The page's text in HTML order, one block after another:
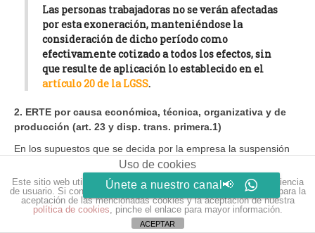
Las personas trabajadoras no se verán afectadas
por esta exoneración, manteniéndose la
consideración de dicho período como
efectivamente cotizado a todos los efectos, sin
que resulte de aplicación lo establecido en el
artículo 20 de la LGSS.
2. ERTE por causa económica, técnica, organizativa y de
producción (art. 23 y disp. trans. primera.1)
En los supuestos que se decida por la empresa la suspensión
de contrato o reducción temporal de la jornada por estas
causas, lo destacable son las siguientes
especialidades del
procedimiento
que, conforme a la disposición transitoria
primera.1 del RDL,no se aplicarán a los ERTE iniciados o
comunicados antes del 18 de marzo de 2020
Uso de cookies
Este sitio web utiliza cookies para que usted tenga la mejor experiencia
de usuario. Si continúa navegando está dando su consentimiento para la
aceptación de las mencionadas cookies y la aceptación de nuestra
política de cookies, pinche el enlace para mayor información.
ACEPTAR
Únete a nuestro canal📢